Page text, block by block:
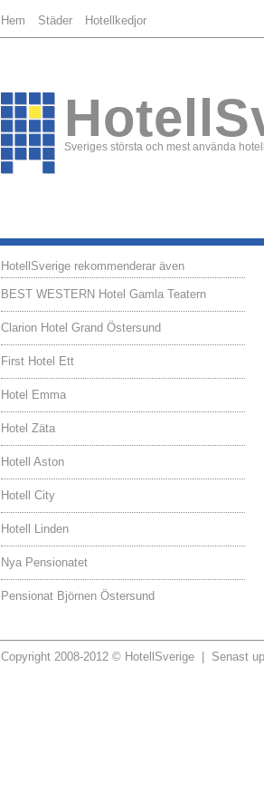
Hem Städer Hotellkedjor
Sveriges största och mest använda
HotellSverige rekommenderar även
BEST WESTERN Hotel Gamla Teatern
Clarion Hotel Grand Östersund
First Hotel Ett
Hotel Emma
Hotel Zäta
Hotell Aston
Hotell City
Hotell Linden
Nya Pensionatet
Pensionat Björnen Östersund
Copyright 2008-2012 © HotellSverige | Senast